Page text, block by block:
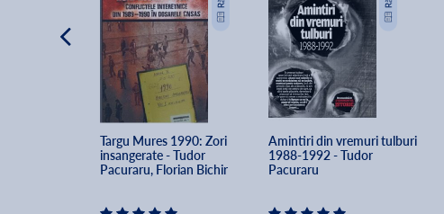
Targu Mures 1990: Zori
insangerate - Tudor
Pacuraru, Florian Bichir
Amintiri din vremuri tulburi
1988-1992 - Tudor
Pacuraru